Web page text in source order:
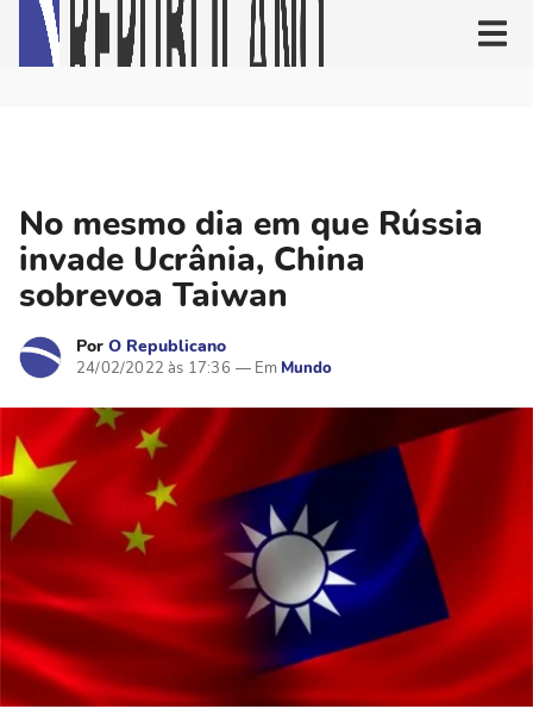
No mesmo dia em que Rússia
invade Ucrânia, China
sobrevoa Taiwan
Por O Republicano
24/02/2022 às 17:36 Mundo